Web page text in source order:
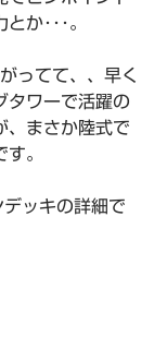
か･･･。
ってて、、早く
タワーで活躍の
、まさか陸式で
。
ッキの詳細で
段)5ターン攻略